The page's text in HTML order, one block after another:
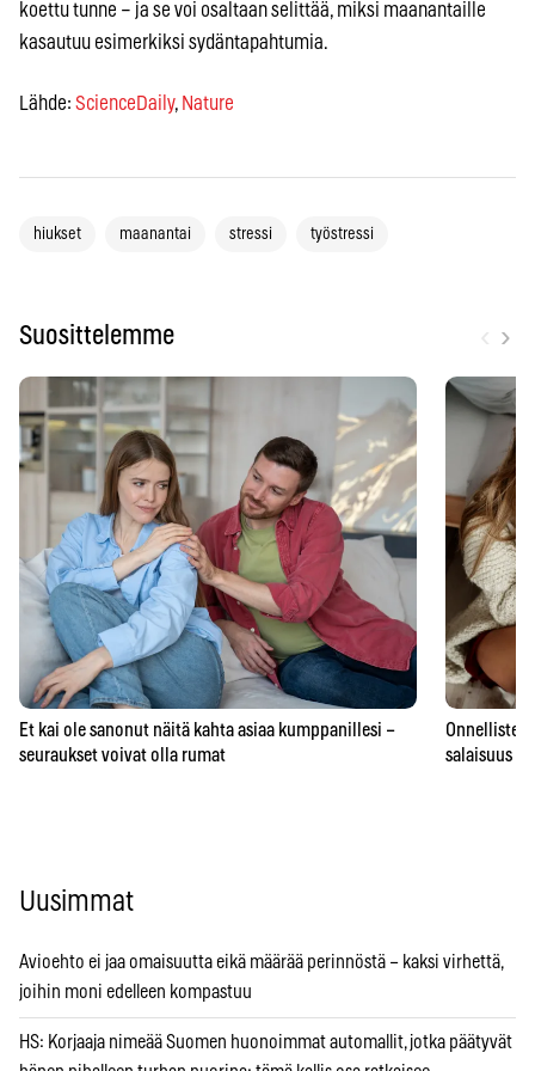
koettu tunne – ja se voi osaltaan selittää, miksi maanantaille
kasautuu esimerkiksi sydäntapahtumia.
Lähde: ScienceDaily, Nature
hiukset maanantai stressi työstressi
Suosittelemme ›
Et kai ole sanonut näitä kahta asiaa kumppanillesi –
seuraukset voivat olla rumat
Onnellisten
salaisuus –
Uusimmat
Avioehto ei jaa omaisuutta eikä määrää perinnöstä – kaksi virhettä,
joihin moni edelleen kompastuu
HS: Korjaaja nimeää Suomen huonoimmat automallit, jotka päätyvät